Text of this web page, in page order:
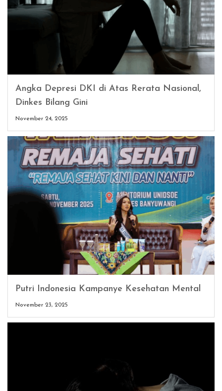
Angka Depresi DKI di Atas Rerata Nasional,
Dinkes Bilang Gini
November 24, 2025
Putri Indonesia Kampanye Kesehatan Mental
November 23, 2025